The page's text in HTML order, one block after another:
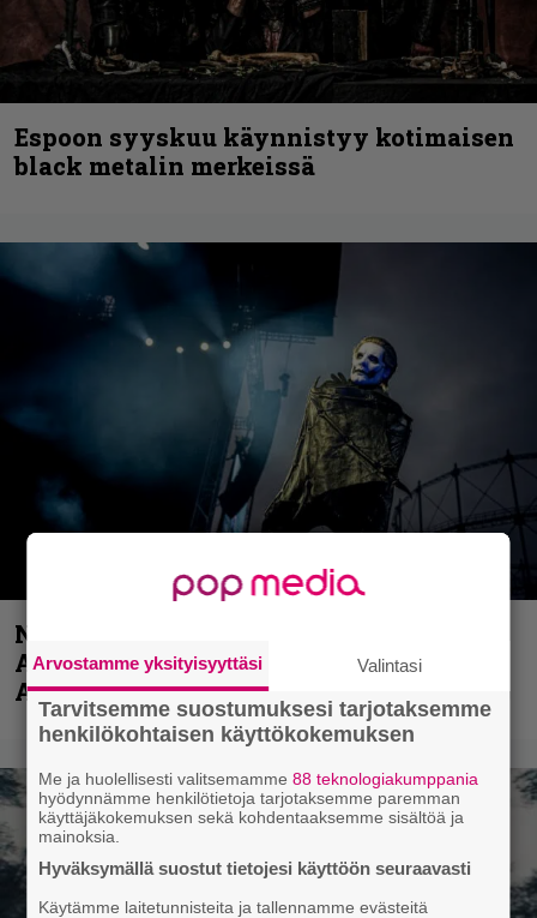
Espoon syyskuu käynnistyy kotimaisen
black metalin merkeissä
Näin lähtee Ghostin Tobias Forgelta
Accept – menossa mukana myös
Anthrax- ja Korn-miehistöä
Arvostamme yksityisyyttäsi Valintasi
Tarvitsemme suostumuksesi tarjotaksemme
henkilökohtaisen käyttökokemuksen
Me ja huolellisesti valitsemamme88 teknologiakumppania
hyödynnämme henkilötietoja tarjotaksemme paremman
käyttäjäkokemuksen sekä kohdentaaksemme sisältöä ja
mainoksia.
Hyväksymällä suostut tietojesi käyttöön seuraavasti
Käytämme laitetunnisteita ja tallennamme evästeitä